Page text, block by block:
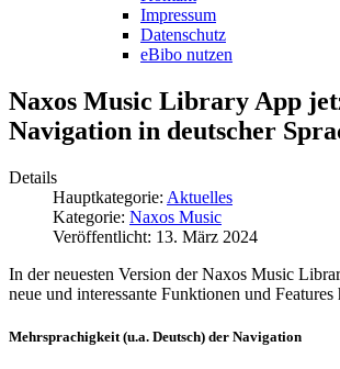
Impressum
Datenschutz
eBibo nutzen
Naxos Music Library App
Navigation in deutscher
Details
Hauptkategorie: Aktuelles
Kategorie: Naxos Music
Veröffentlicht: 13. März 2024
In der neuesten Version der Naxos Music
neue und interessante Funktionen und
Mehrsprachigkeit (u.a. Deutsch) der Navigation